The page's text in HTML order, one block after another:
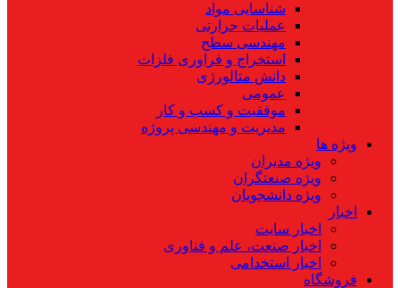
شناسایی مواد
عملیات حرارتی
مهندسی سطح
استخراج و فراوری فلزات
دانش متالورژی
عمومی
موفقیت و کسب و کار
مدیریت و مهندسی پروژه
ویژه ها
ویژه مدیران
ویژه صنعتگران
ویژه دانشجویان
اخبار
اخبار سایت
اخبار صنعت، علم و فناوری
اخبار استخدامی
فروشگاه